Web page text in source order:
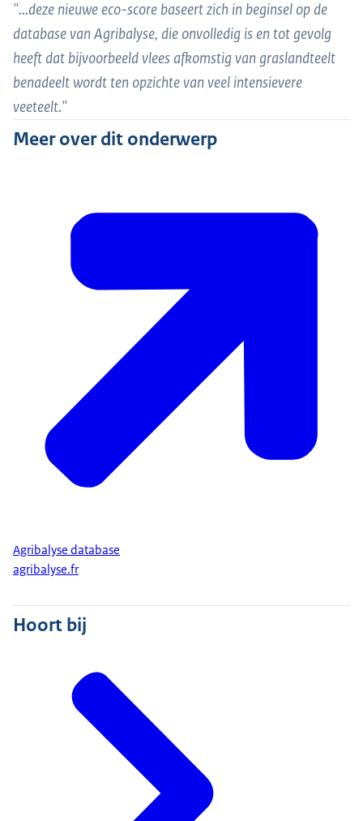
"...deze nieuwe eco-score baseert zich in beginsel op de
database van Agribalyse, die onvolledig is en tot gevolg
heeft dat bijvoorbeeld vlees afkomstig van graslandteelt
benadeelt wordt ten opzichte van veel intensievere
veeteelt."
Meer over dit onderwerp
Agribalyse database
agribalyse.fr
Hoort bij